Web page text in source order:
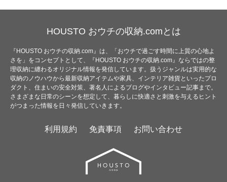
HOUSTO おウチの収納.comとは
『HOUSTO おウチの収納.com』は、「おウチで過ごす時間に上質の心地よ
さを」をコンセプトとして、『HOUSTO おウチの収納.com』ならではの整
理収納に纏わるオリジナル情報を発信しています。扱うジャンルは実用的な
収納のノウハウから最新収納アイテムや家具、インテリア雑貨といったプロ
ダクト、住まいの安全対策、著名人によるブログやインタビュー記事まで。
さまざまな日常のシーンを想定して、暮らしに快適さと刺激を与えるヒント
がつまった情報を日々発信していきます。
利用規約 免責事項 お問い合わせ